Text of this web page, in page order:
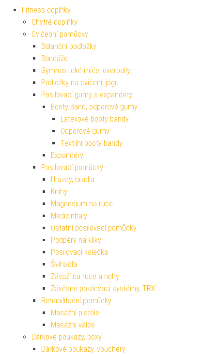
Fitness doplňky
Chytré doplňky
Cvičební pomůcky
Balanční podložky
Bandáže
Gymnastické míče, overbally
Podložky na cvičení, jógu
Posilovací gumy a expandery
Booty Band, odporové gumy
Latexové booty bandy
Odporové gumy
Textilní booty bandy
Expandéry
Posilovací pomůcky
Hrazdy, bradla
Knihy
Magnesium na ruce
Medicinbaly
Ostatní posilovací pomůcky
Podpěry na kliky
Posilovací kolečka
Švihadla
Závaží na ruce a nohy
Závěsné posilovací systémy, TRX
Rehabilitační pomůcky
Masážní pistole
Masážní válce
Dárkové poukazy, boxy
Dárkové poukazy, vouchery